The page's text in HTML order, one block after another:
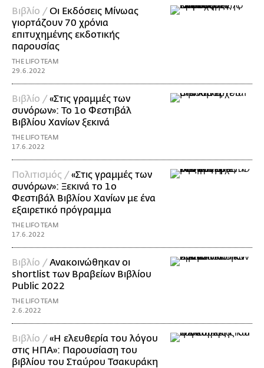
Βιβλίο /Οι Εκδόσεις Μίνωας
γιορτάζουν 70 χρόνια
επιτυχημένης εκδοτικής
παρουσίας
THE LIFO TEAM
29.6.2022
Βιβλίο /«Στις γραμμές των
συνόρων»: Το 1ο Φεστιβάλ
Βιβλίου Χανίων ξεκινά
THE LIFO TEAM
17.6.2022
Πολιτισμός /«Στις γραμμές των
συνόρων»: Ξεκινά το 1ο
Φεστιβάλ Βιβλίου Χανίων με ένα
εξαιρετικό πρόγραμμα
THE LIFO TEAM
17.6.2022
Βιβλίο /Ανακοινώθηκαν οι
shortlist των Βραβείων Βιβλίου
Public 2022
THE LIFO TEAM
2.6.2022
Βιβλίο /«Η ελευθερία του λόγου
στις ΗΠΑ»: Παρουσίαση του
βιβλίου του Σταύρου Τσακυράκη